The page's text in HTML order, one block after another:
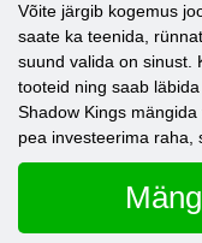
Võite järgib kogemus
saate ka teenida,
suund valida on sinust.
tooteid ning saab
Shadow Kings
pea investeerima raha,